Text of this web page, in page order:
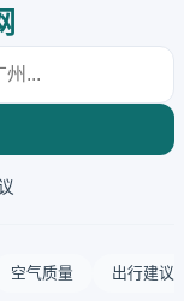
空气质量 出行建议